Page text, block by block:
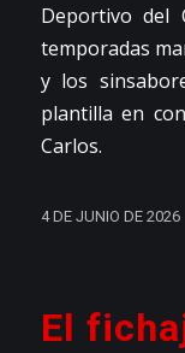
Deportivo del
temporadas
y los
plantilla en
Carlos.
4 DE JUNIO DE 2026
El